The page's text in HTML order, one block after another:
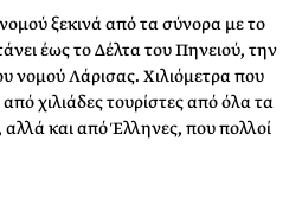
ξεκινά από τα σύνορα με το
έως το Δέλτα του Πηνειού, την
νομού Λάρισας. Χιλιόμετρα που
χιλιάδες τουρίστες από όλα τα
και από Έλληνες, που πολλοί